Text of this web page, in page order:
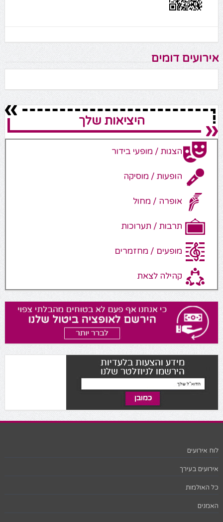
אירועים דומים
היציאות שלך
הצגות / מופעי בידור
הופעות / מוסיקה
אופרה / מחול
תרבות / תערוכות
מופעים / מחזמרים
קהילה לצאת
לוח אירועים
אירועים בעירך
כל האולמות
האמנים